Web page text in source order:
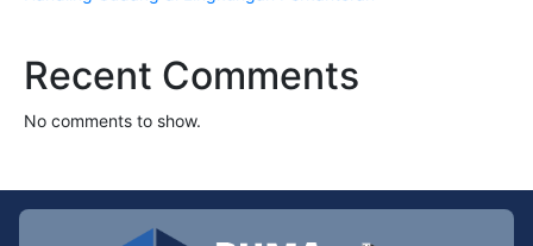
Recent Comments
No comments to show.